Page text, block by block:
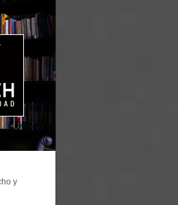
y